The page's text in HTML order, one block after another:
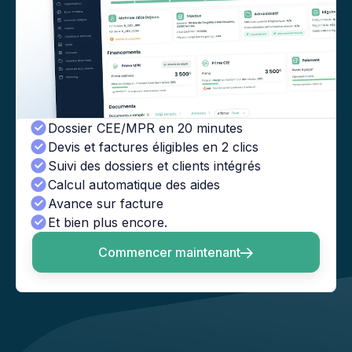
Dossier CEE/MPR en 20 minutes
Devis et factures éligibles en 2 clics
Suivi des dossiers et clients intégrés
Calcul automatique des aides
Avance sur facture
Et bien plus encore.
Commencer maintenant